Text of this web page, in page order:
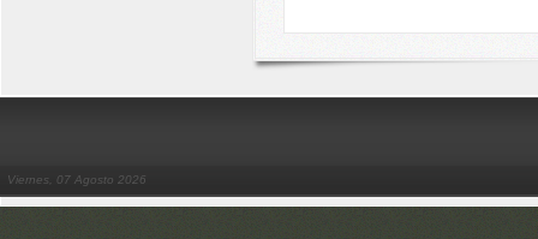
Viernes, 07 Agosto 2026